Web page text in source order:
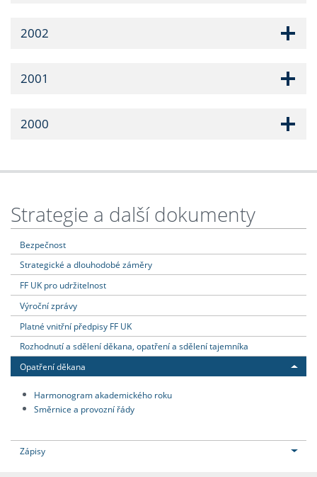
2002
2001
2000
Strategie a další dokumenty
Bezpečnost
Strategické a dlouhodobé záměry
FF UK pro udržitelnost
Výroční zprávy
Platné vnitřní předpisy FF UK
Rozhodnutí a sdělení děkana, opatření a sdělení tajemníka
Opatření děkana
Harmonogram akademického roku
Směrnice a provozní řády
Zápisy